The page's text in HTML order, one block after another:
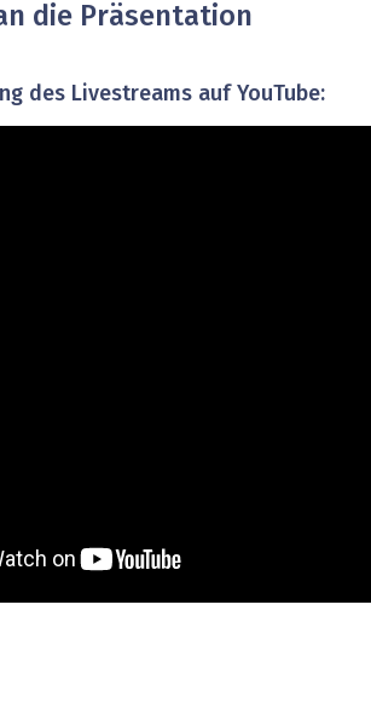
die Präsentation
des Livestreams auf YouTube: